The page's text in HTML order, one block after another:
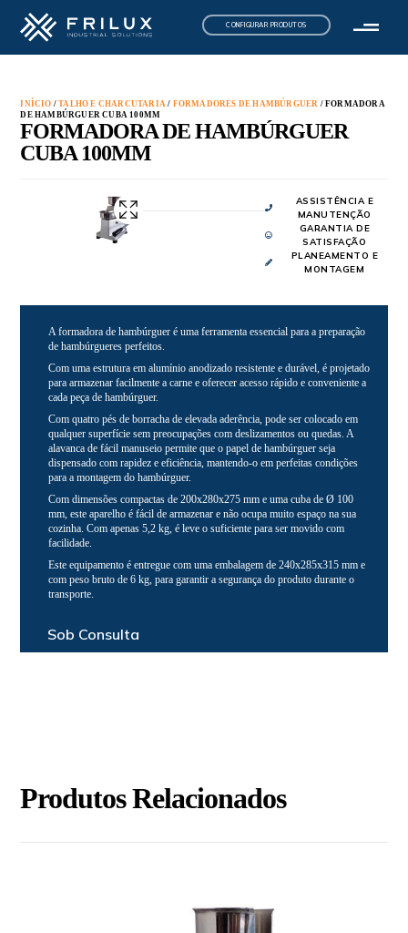
CONFIGURAR PRODUTOS
INÍCIO /TALHO E CHARCUTARIA / FORMADORES DE HAMBÚRGUER / FORMADORA
DE HAMBÚRGUER CUBA 100MM
FORMADORA DE HAMBÚRGUER
CUBA 100MM
ASSISTÊNCIA E
MANUTENÇÃO
GARANTIA DE
SATISFAÇÃO
PLANEAMENTO E
MONTAGEM
A formadora de hambúrguer é uma ferramenta essencial para a preparação
de hambúrgueres perfeitos.
Com uma estrutura em alumínio anodizado resistente e durável, é projetado
para armazenar facilmente a carne e oferecer acesso rápido e conveniente a
cada peça de hambúrguer.
Com quatro pés de borracha de elevada aderência, pode ser colocado em
qualquer superfície sem preocupações com deslizamentos ou quedas. A
alavanca de fácil manuseio permite que o papel de hambúrguer seja
dispensado com rapidez e eficiência, mantendo-o em perfeitas condições
para a montagem do hambúrguer.
Com dimensões compactas de 200x280x275 mm e uma cuba de Ø 100
mm, este aparelho é fácil de armazenar e não ocupa muito espaço na sua
cozinha. Com apenas 5,2 kg, é leve o suficiente para ser movido com
facilidade.
Este equipamento é entregue com uma embalagem de 240x285x315 mm e
com peso bruto de 6 kg, para garantir a segurança do produto durante o
transporte.
Sob Consulta
Produtos Relacionados